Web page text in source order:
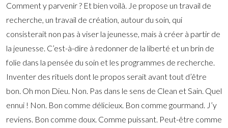
Comment y parvenir ? Et bien voilà. Je propose un travail de
recherche, un travail de création, autour du soin, qui
consisterait non pas à viser la jeunesse, mais à créer à partir de
la jeunesse. C’est-à-dire à redonner de la liberté et un brin de
folie dans la pensée du soin et les programmes de recherche.
Inventer des rituels dont le propos serait avant tout d’être
bon. Oh mon Dieu. Non. Pas dans le sens de Clean et Sain. Quel
ennui ! Non. Bon comme délicieux. Bon comme gourmand. J’y
reviens. Bon comme doux. Comme puissant. Peut-être comme